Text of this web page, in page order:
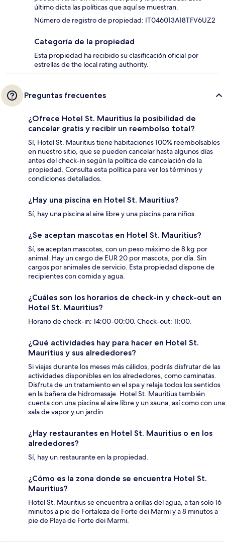
último dicta las políticas que aquí se muestran.
Número de registro de propiedad: IT046013A18TFV6UZ2
Categoría de la propiedad
Esta propiedad ha recibido su clasificación oficial por
estrellas de the local rating authority.
Preguntas frecuentes
¿Ofrece Hotel St. Mauritius la posibilidad de
cancelar gratis y recibir un reembolso total?
Sí, Hotel St. Mauritius tiene habitaciones 100% reembolsables
en nuestro sitio, que se pueden cancelar hasta algunos días
antes del check-in según la política de cancelación de la
propiedad. Consulta esta política para ver los términos y
condiciones detallados.
¿Hay una piscina en Hotel St. Mauritius?
Sí, hay una piscina al aire libre y una piscina para niños.
¿Se aceptan mascotas en Hotel St. Mauritius?
Sí, se aceptan mascotas, con un peso máximo de 8 kg por
animal. Hay un cargo de EUR 20 por mascota, por día. Sin
cargos por animales de servicio. Esta propiedad dispone de
recipientes con comida y agua.
¿Cuáles son los horarios de check-in y check-out en
Hotel St. Mauritius?
Horario de check-in: 14:00-00:00. Check-out: 11:00.
¿Qué actividades hay para hacer en Hotel St.
Mauritius y sus alrededores?
Si viajas durante los meses más cálidos, podrás disfrutar de las
actividades disponibles en los alrededores, como caminatas.
Disfruta de un tratamiento en el spa y relaja todos los sentidos
en la bañera de hidromasaje. Hotel St. Mauritius también
cuenta con una piscina al aire libre y un sauna, así como con una
sala de vapor y un jardín.
¿Hay restaurantes en Hotel St. Mauritius o en los
alrededores?
Sí, hay un restaurante en la propiedad.
¿Cómo es la zona donde se encuentra Hotel St.
Mauritius?
Hotel St. Mauritius se encuentra a orillas del agua, a tan solo 16
minutos a pie de Fortaleza de Forte dei Marmi y a 8 minutos a
pie de Playa de Forte dei Marmi.